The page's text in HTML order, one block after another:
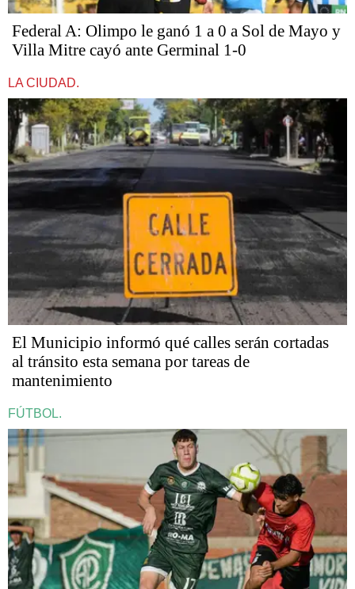
Federal A: Olimpo le ganó 1 a 0 a Sol de Mayo y
Villa Mitre cayó ante Germinal 1-0
LA CIUDAD.
El Municipio informó qué calles serán cortadas
al tránsito esta semana por tareas de
mantenimiento
FÚTBOL.